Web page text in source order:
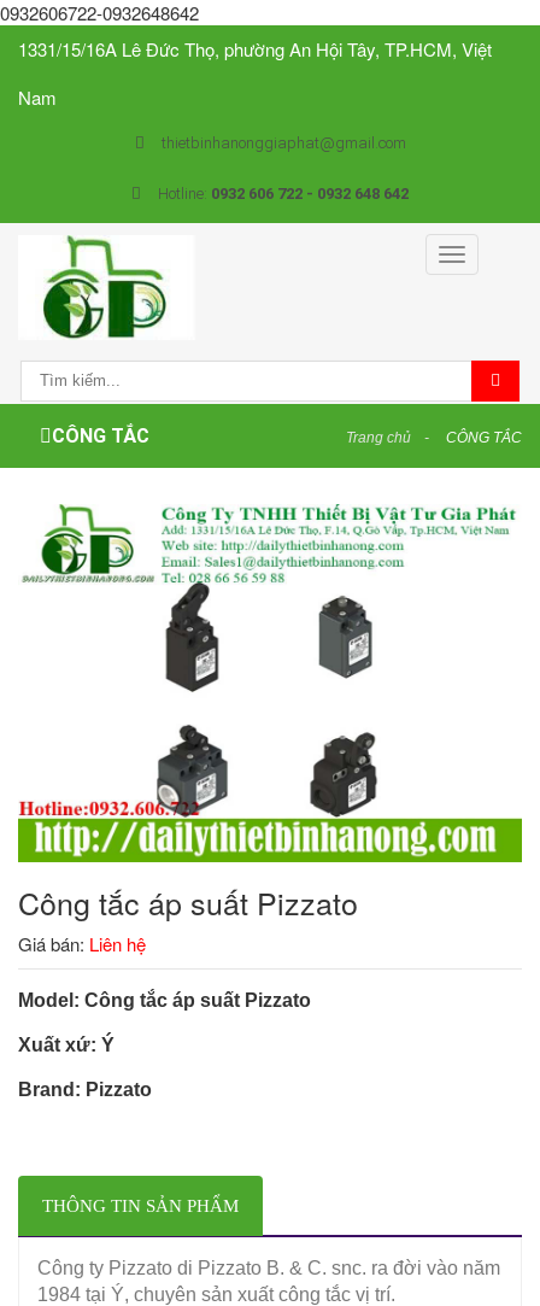
0932606722-0932648642
1331/15/16A Lê Đức Thọ, phường An Hội Tây, TP.HCM, Việt
Nam
thietbinhanonggiaphat@gmail.com
Hotline: 0932 606 722 - 0932 648 642
Toggle
navigation
CÔNG TẮC Trang chủ CÔNG TẮC
Công tắc áp suất Pizzato
Giá bán: Liên hệ
Model: Công tắc áp suất Pizzato
Xuất xứ: Ý
Brand: Pizzato
THÔNG TIN SẢN PHẨM
Công ty Pizzato di Pizzato B. & C. snc. ra đời vào năm
1984 tại Ý, chuyên sản xuất công tắc vị trí.